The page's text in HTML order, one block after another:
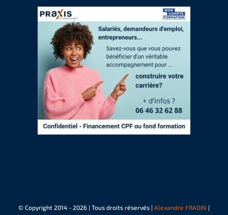
© Copyright 2014 - 2026 | Tous droits réservés | Alexandre FRADIN |